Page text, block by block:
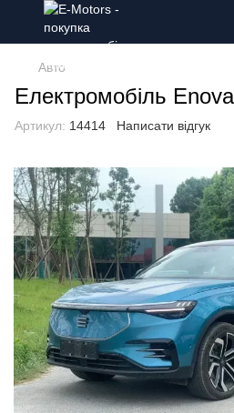
Авто
Електромобіль
Артикул: 14414 Написати відгук